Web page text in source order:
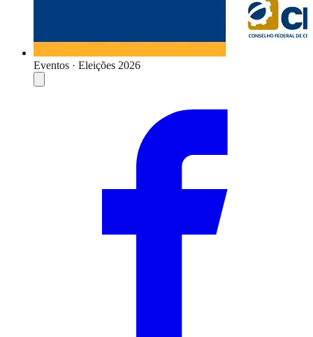
Eventos · Eleições 2026
Compartilhar